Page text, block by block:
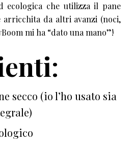
ecologica che utilizza il pane
arricchita da altri avanzi (noci,
mi ha “dato una mano”!
:
secco (io l’ho usato sia